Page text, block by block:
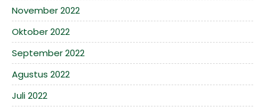
November 2022
Oktober 2022
September 2022
Agustus 2022
Juli 2022